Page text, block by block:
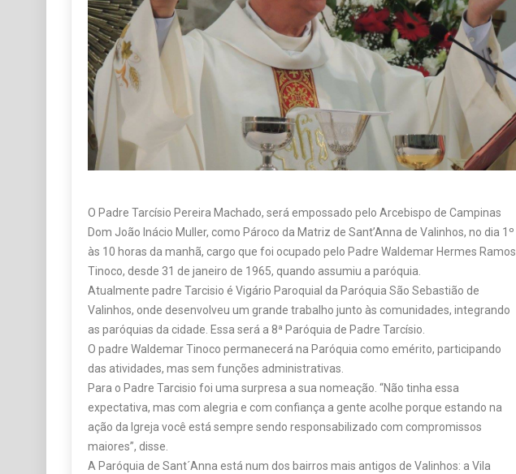
O Padre Tarcísio Pereira Machado, será empossado pelo Arcebispo de Campinas
Dom João Inácio Muller, como Pároco da Matriz de Sant’Anna de Valinhos, no dia 1º
às 10 horas da manhã, cargo que foi ocupado pelo Padre Waldemar Hermes Ramos
Tinoco, desde 31 de janeiro de 1965, quando assumiu a paróquia.
Atualmente padre Tarcisio é Vigário Paroquial da Paróquia São Sebastião de
Valinhos, onde desenvolveu um grande trabalho junto às comunidades, integrando
as paróquias da cidade. Essa será a 8ª Paróquia de Padre Tarcísio.
O padre Waldemar Tinoco permanecerá na Paróquia como emérito, participando
das atividades, mas sem funções administrativas.
Para o Padre Tarcisio foi uma surpresa a sua nomeação. “Não tinha essa
expectativa, mas com alegria e com confiança a gente acolhe porque estando na
ação da Igreja você está sempre sendo responsabilizado com compromissos
maiores”, disse.
A Paróquia de Sant´Anna está num dos bairros mais antigos de Valinhos: a Vila